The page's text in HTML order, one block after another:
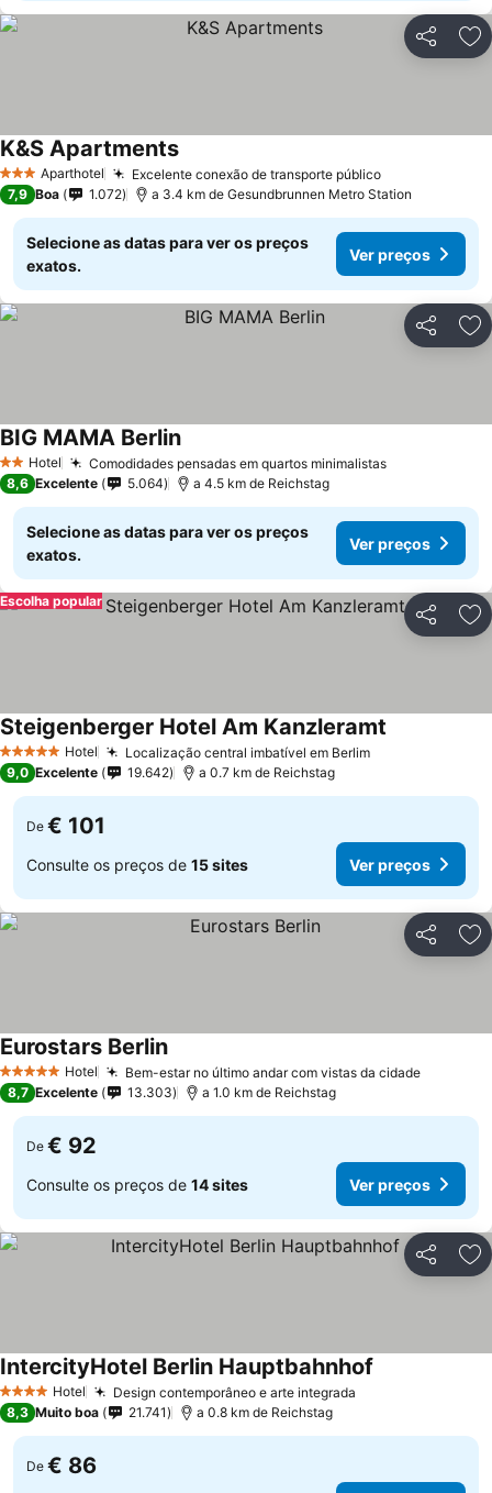
Partilhar
3 EstrelasAparthotel Excelente conexão de transporte público
K&S Apartments
7,9 Boa 1.072 a 3.4 km de Gesundbrunnen Metro Station
Selecione as datas para ver os preços
exatos.
Ver preços
Partilhar
2 Estrelas
Hotel Comodidades pensadas em quartos minimalistas
BIG MAMA Berlin
8,6 Excelente 5.064 a 4.5 km de Reichstag
Selecione as datas para ver os preços
exatos.
Ver preços
Partilhar
Escolha popular
5 Estrelas Hotel Localização central imbatível em Berlim
Steigenberger Hotel Am Kanzleramt
9,0 Excelente 19.642 a 0.7 km de Reichstag
De € 101
Consulte os preços de 15 sites Ver preços
Partilhar
5 Estrelas Hotel Bem-estar no último andar com vistas da cidade
Eurostars Berlin
8,7 Excelente 13.303 a 1.0 km de Reichstag
De € 92
Consulte os preços de 14 sites Ver preços
Partilhar
4 EstrelasHotel Design contemporâneo e arte integrada
IntercityHotel Berlin Hauptbahnhof
8,3 Muito boa 21.741 a 0.8 km de Reichstag
De € 86